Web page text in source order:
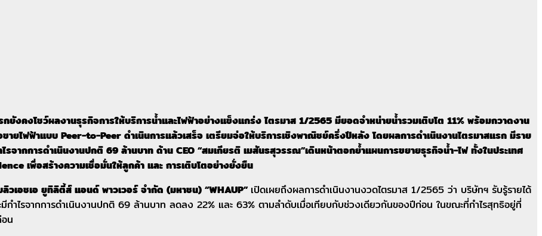
ยังคงโชว์ผลงานธุรกิจการให้บริการน้ำและไฟฟ้าอย่างแข็งแกร่ง ไตรมาส 1/2565 มียอดจำหน่ายน้ำรวมเติบโต 11% พร้อมกวาดงาน
ยไฟฟ้าแบบ Peer-to-Peer ดำเนินการแล้วเสร็จ เตรียมจ่อให้บริการเชิงพาณิชย์ครึ่งปีหลัง โดยผลการดำเนินงานไตรมาสแรก มีราย
จากการดำเนินงานปกติ 69 ล้านบาท ด้าน CEO “สมเกียรติ เมสันธสุวรรณ”เดินหน้าตอกย้ำแผนการขยายธุรกิจน้ำ-ไฟ ทั้งในประเทศ
เพื่อสร้างความเชื่อมั่นให้ลูกค้า และ การเติบโตอย่างยั่งยืน
วเอชเอ ยูทิลิตี้ส์ แอนด์ พาวเวอร์ จำกัด (มหาชน) “WHAUP” เปิดเผยถึงผลการดำเนินงานงวดไตรมาส 1/2565 ว่า บริษัทฯ รับรู้รายได้
ำไรจากการดำเนินงานปกติ 69 ล้านบาท ลดลง 22% และ 63% ตามลำดับเมื่อเทียบกับช่วงเดียวกันของปีก่อน ในขณะที่กำไรสุทธิอยู่ที่
น